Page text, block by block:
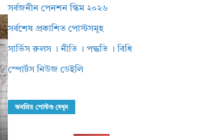
সর্বজনীন পেনশন স্কিম ২০২৬
সর্বশেষ প্রকাশিত পোস্টসমূহ
সার্ভিস রুলস । নীতি । পদ্ধতি । বিধি
স্পোর্টস নিউজ ডেইলি
জনপ্রিয় পোস্টগু দেখুন